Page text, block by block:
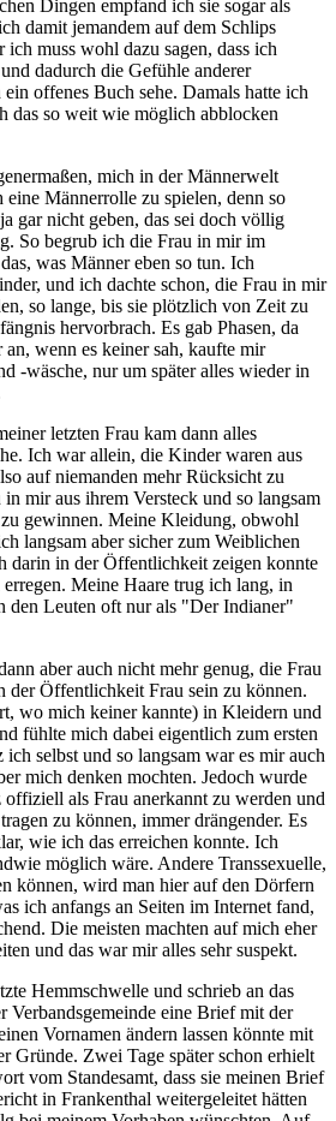
Dingen empfand ich sie sogar als
damit jemandem auf dem Schlips
ich muss wohl dazu sagen, dass ich
dadurch die Gefühle anderer
offenes Buch sehe. Damals hatte ich
das so weit wie möglich abblocken
mich in der Männerwelt
Männerrolle zu spielen, denn so
gar nicht geben, das sei doch völlig
So begrub ich die Frau in mir im
was Männer eben so tun. Ich
und ich dachte schon, die Frau in mir
so lange, bis sie plötzlich von Zeit zu
hervorbrach. Es gab Phasen, da
wenn es keiner sah, kaufte mir
-wäsche, nur um später alles wieder in
letzten Frau kam dann alles
Ich war allein, die Kinder waren aus
auf niemanden mehr Rücksicht zu
mir aus ihrem Versteck und so langsam
gewinnen. Meine Kleidung, obwohl
langsam aber sicher zum Weiblichen
darin in der Öffentlichkeit zeigen konnte
Meine Haare trug ich lang, in
den Leuten oft nur als "Der Indianer"
aber auch nicht mehr genug, die Frau
der Öffentlichkeit Frau sein zu können.
wo mich keiner kannte) in Kleidern und
fühlte mich dabei eigentlich zum ersten
selbst und so langsam war es mir auch
mich denken mochten. Jedoch wurde
offiziell als Frau anerkannt zu werden und
zu können, immer drängender. Es
wie ich das erreichen konnte. Ich
möglich wäre. Andere Transsexuelle,
können, wird man hier auf den Dörfern
ich anfangs an Seiten im Internet fand,
Die meisten machten auf mich eher
und das war mir alles sehr suspekt.
Hemmschwelle und schrieb an das
Verbandsgemeinde eine Brief mit der
Vornamen ändern lassen könnte mit
Gründe. Zwei Tage später schon erhielt
vom Standesamt, dass sie meinen Brief
in Frankenthal weitergeleitet hätten